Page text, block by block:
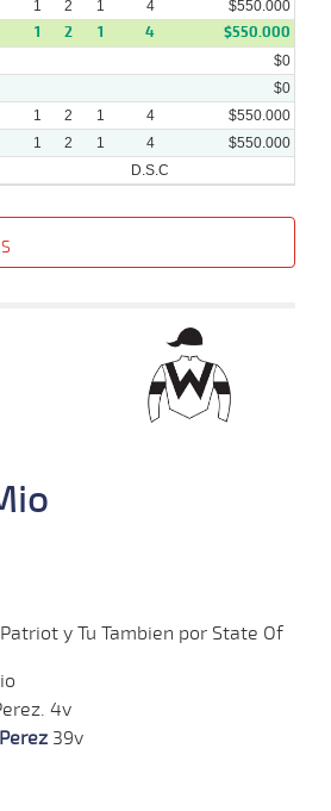
1 2 1 4 $550.000
1 2 1 4 $550.000
$0
$0
1 2 1 4
$550.000
1 2 1 4
$550.000
D.S.C
8,0 Cond.
1:09:86 7 1/2 13,6 Cond. 4º 409k/
1:10:08
y Tu Tambien por State Of
4v
39v